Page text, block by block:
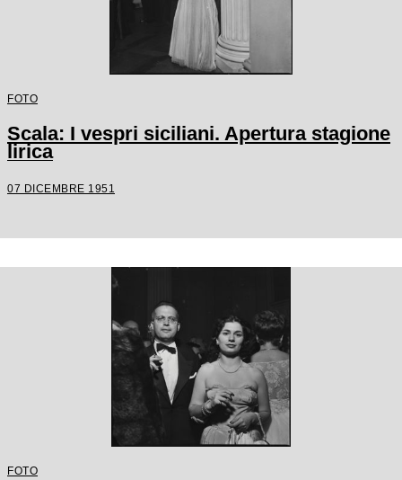
FOTO
Scala: I vespri siciliani. Apertura stagione
lirica
07 DICEMBRE 1951
FOTO